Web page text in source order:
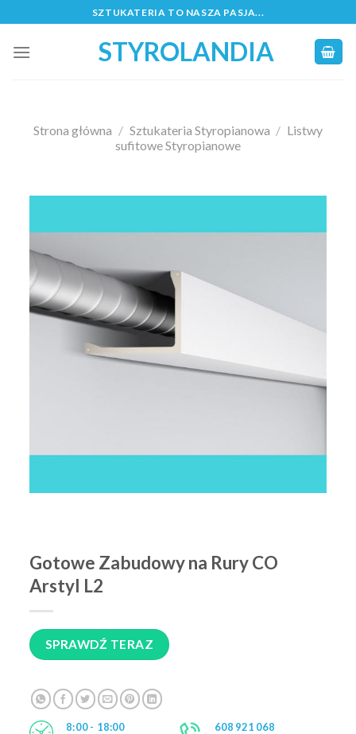
to
content
SZTUKATERIA TO NASZA PASJA...
STYROLANDIA
Strona główna / Sztukateria Styropianowa / Listwy
sufitowe Styropianowe
Gotowe Zabudowy na Rury CO
Arstyl L2
SPRAWDŹ TERAZ
8:00 - 18:00 608 921 068